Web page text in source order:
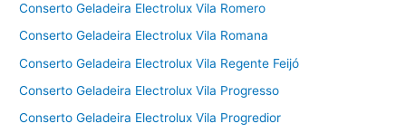
Conserto Geladeira Electrolux Vila Romero
Conserto Geladeira Electrolux Vila Romana
Conserto Geladeira Electrolux Vila Regente Feijó
Conserto Geladeira Electrolux Vila Progresso
Conserto Geladeira Electrolux Vila Progredior